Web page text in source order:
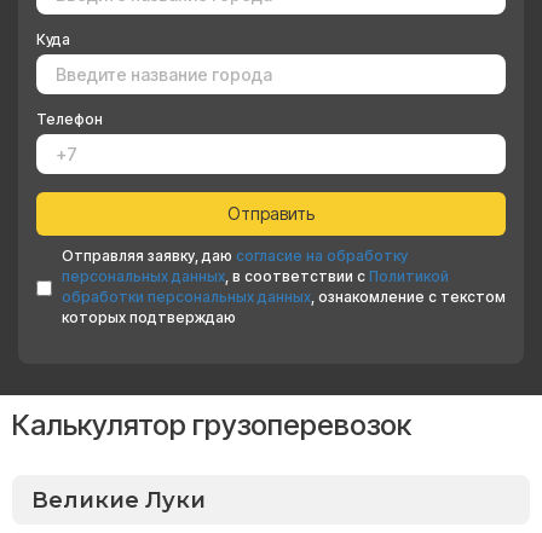
Куда
Телефон
Отправляя заявку, даю согласие на обработку
персональных данных, в соответствии с Политикой
обработки персональных данных, ознакомление с текстом
которых подтверждаю
Калькулятор грузоперевозок